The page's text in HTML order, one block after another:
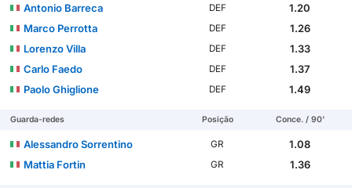
Antonio Barreca
DEF
1.20
Marco Perrotta
DEF
1.26
Lorenzo Villa
DEF
1.33
Carlo Faedo
DEF
1.37
Paolo Ghiglione
DEF 1.49
Guarda-redes Posição Conce. / 90'
Alessandro Sorrentino GR
1.08
Mattia Fortin
GR 1.36